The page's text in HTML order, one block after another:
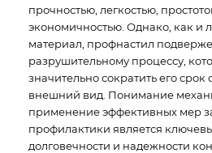
прочностью, легкостью,
экономичностью. Однако, как и
материал, профнастил
разрушительному процессу,
значительно сократить его
внешний вид. Понимание
применение эффективных мер
профилактики является
долговечности и надежности